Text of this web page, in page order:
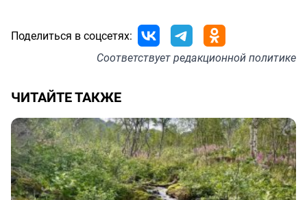
Поделиться в соцсетях:
Соответствуетредакционной политике
ЧИТАЙТЕ ТАКЖЕ